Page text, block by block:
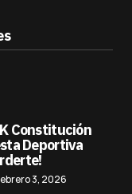
Constitución
Deportiva
3, 2026